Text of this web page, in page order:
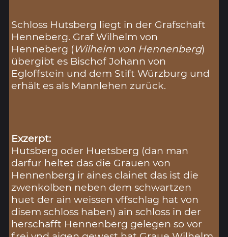
Schloss Hutsberg liegt in der Grafschaft
Henneberg. Graf Wilhelm von
Henneberg (Wilhelm von Hennenberg)
übergibt es Bischof Johann von
Egloffstein und dem Stift Würzburg und
erhält es als Mannlehen zurück.
Exzerpt:
Hutsberg oder Huetsberg (dan man
darfur heltet das die Grauen von
Hennenberg ir aines clainet das ist die
zwenkolben neben dem schwartzen
huet der ain weissen vffschlag hat von
disem schloss haben) ain schloss in der
herschafft Hennenberg gelegen so vor